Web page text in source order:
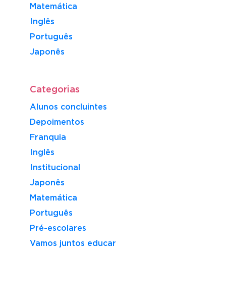
Matemática
Inglês
Português
​Japonês
Categorias
Alunos concluintes
Depoimentos
Franquia
Inglês
Institucional
Japonês
Matemática
Português
Pré-escolares
Vamos juntos educar